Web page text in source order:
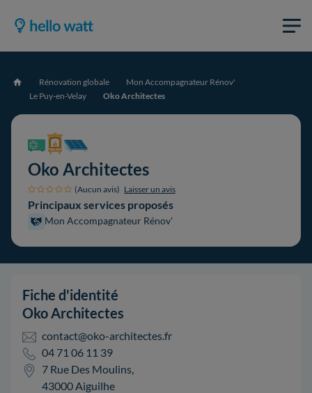
Accueil Rénovation globale
Mon Accompagnateur Rénov'
Le Puy-en-Velay
Oko Architectes
Oko Architectes
(Aucun avis) Laisser un avis
Principaux services proposés
Mon Accompagnateur Rénov'
Fiche d'identité
Oko Architectes
contact@oko-architectes.fr
04 71 06 11 39
7 Rue Des Moulins,
43000 Aiguilhe